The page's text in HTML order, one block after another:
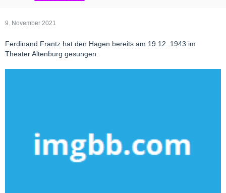
9. November 2021
Ferdinand Frantz hat den Hagen bereits am 19.12. 1943 im
Theater Altenburg gesungen.